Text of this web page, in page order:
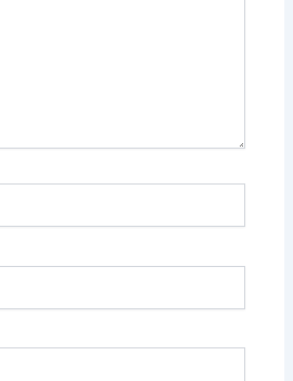
dan situs web saya